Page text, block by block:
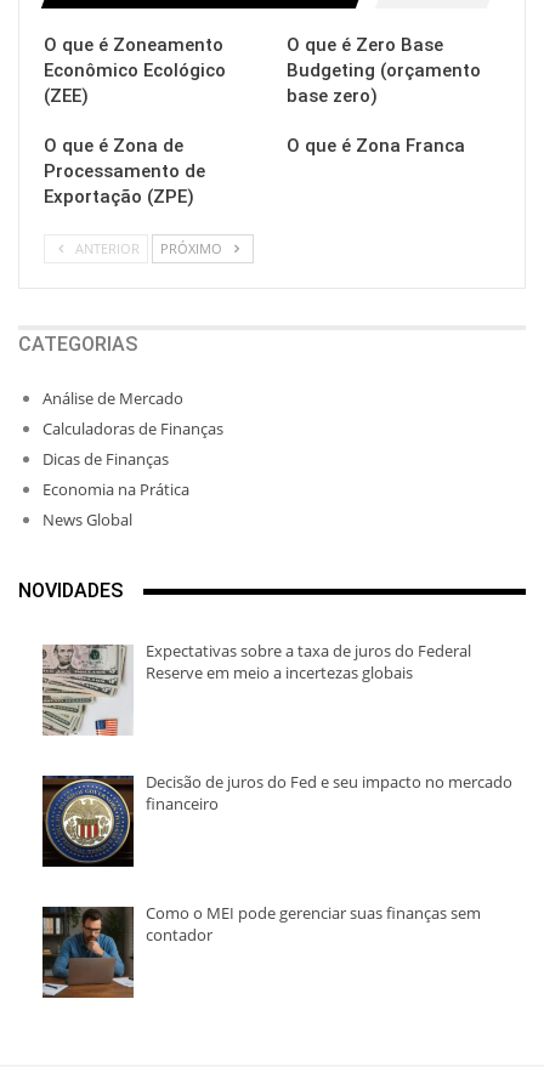
O que é Zoneamento
Econômico Ecológico
(ZEE)
O que é Zero Base
Budgeting (orçamento
base zero)
O que é Zona de
Processamento de
Exportação (ZPE)
O que é Zona Franca
ANTERIOR PRÓXIMO
CATEGORIAS
Análise de Mercado
Calculadoras de Finanças
Dicas de Finanças
Economia na Prática
News Global
NOVIDADES
Expectativas sobre a taxa de juros do Federal
Reserve em meio a incertezas globais
Decisão de juros do Fed e seu impacto no mercado
financeiro
Como o MEI pode gerenciar suas finanças sem
contador